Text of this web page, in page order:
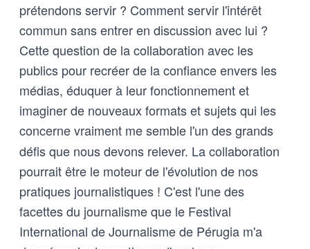
prétendons servir ? Comment servir l'intérêt
commun sans entrer en discussion avec lui ?
Cette question de la collaboration avec les
publics pour recréer de la confiance envers les
médias, éduquer à leur fonctionnement et
imaginer de nouveaux formats et sujets qui les
concerne vraiment me semble l'un des grands
défis que nous devons relever. La collaboration
pourrait être le moteur de l'évolution de nos
pratiques journalistiques ! C'est l'une des
facettes du journalisme que le Festival
International de Journalisme de Pérugia m'a